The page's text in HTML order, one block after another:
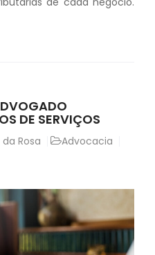
DE SERVIÇOS
Rosa
Advocacia